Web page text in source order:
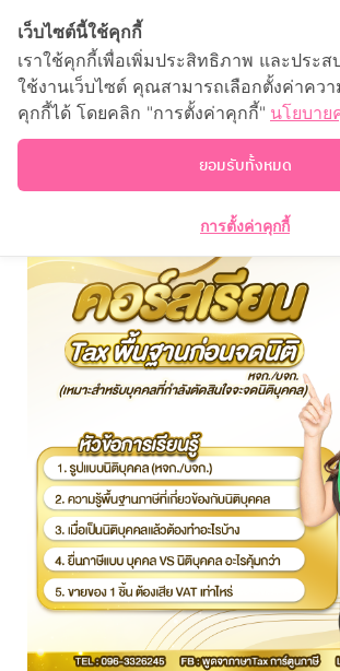
คอร์สเรียน Tax พื้นฐานก่
เว็บไซต์นี้ใช้คุกกี้
เราใช้คุกกี้เพื่อเพิ่มประสิทธิภาพ และประ
ใช้งานเว็บไซต์ คุณสามารถเลือกตั้งค่าคว
คุกกี้ได้ โดยคลิก "การตั้งค่าคุกกี้" นโยบาย
ยอมรับทั้งหมด
การตั้งค่าคุกกี้